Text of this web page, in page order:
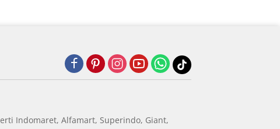
Indomaret, Alfamart, Superindo, Giant,